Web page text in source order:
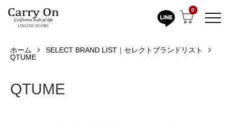
0
ホーム
SELECT BRAND LIST｜セレクトブランドリスト
QTUME
QTUME